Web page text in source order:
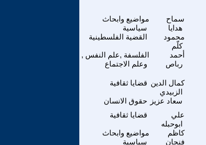
مواضيع وابحاث
سياسية
سماح
هدايا
القضية الفلسطينية
محمود
كلّم
الفلسفة ,علم النفس ,
وعلم الاجتماع
أحمد
رباص
قضايا ثقافية كمال الدين
الزبيدي
حقوق الانسان سعاد عزيز
قضايا ثقافية
علي
ابوحبله
مواضيع وابحاث
سياسية
كاظم
فنجان